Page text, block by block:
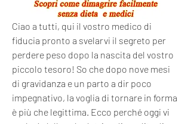
Ciao a tutti, qui il vostro medico di
fiducia pronto a svelarvi il segreto per
perdere peso dopo la nascita del vostro
piccolo tesoro! So che dopo nove mesi
di gravidanza e un parto a dir poco
impegnativo, la voglia di tornare in forma
è più che legittima. Ecco perché oggi vi